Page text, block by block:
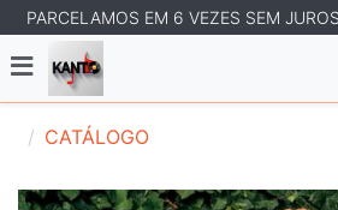
PARCELAMOS EM 6 VEZES SEM
CATÁLOGO